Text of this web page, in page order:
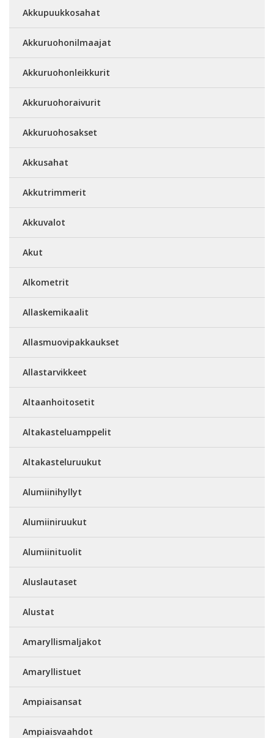
Akkupuukkosahat
Akkuruohonilmaajat
Akkuruohonleikkurit
Akkuruohoraivurit
Akkuruohosakset
Akkusahat
Akkutrimmerit
Akkuvalot
Akut
Alkometrit
Allaskemikaalit
Allasmuovipakkaukset
Allastarvikkeet
Altaanhoitosetit
Altakasteluamppelit
Altakasteluruukut
Alumiinihyllyt
Alumiiniruukut
Alumiinituolit
Aluslautaset
Alustat
Amaryllismaljakot
Amaryllistuet
Ampiaisansat
Ampiaisvaahdot